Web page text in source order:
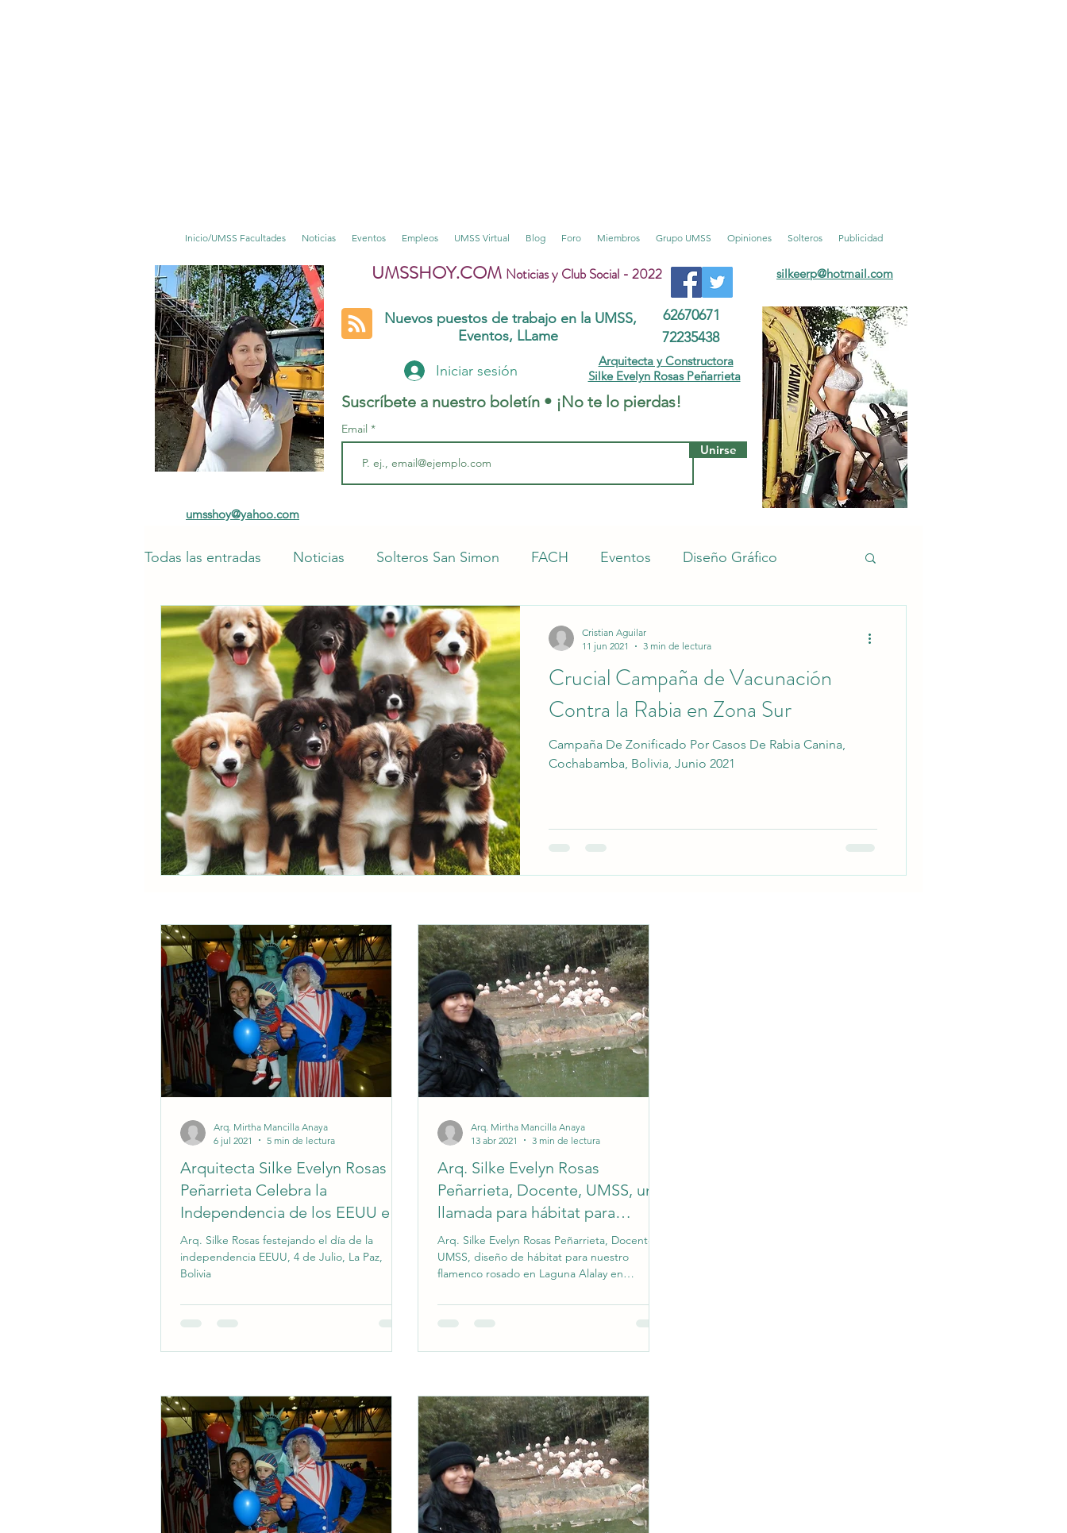
Inicio/UMSS Facultades Noticias Eventos Empleos UMSS Virtual Blog Foro Miembros Grupo UMSS Opiniones Solteros Publicidad
umsshoy@yahoo.com
UMSSHOY.COM Noticias y Club Social - 2022
Nuevos puestos de trabajo en la UMSS,
Eventos, LLame
62670671
72235438
Iniciar sesión
Arquitecta y Constructora
Silke Evelyn Rosas Peñarrieta
Suscríbete a nuestro boletín • ¡No te lo pierdas!
Email
Unirse
silkeerp@hotmail.com
Todas las entradas Noticias Solteros San Simon FACH Eventos Diseño Gráfico
COVID-19 y la UMSS Opiniones UMSS Medicina
Arq. Silke Evelyn Rosas Peñarrieta Publicidad DamasCrucial Campaña de Vacunación
Contra la Rabia en Zona Sur
Campaña De Zonificado Por Casos De Rabia Canina,
Cochabamba, Bolivia, Junio 2021
Cristian Aguilar
11 jun 2021
3 min de lectura
Arquitecta Silke Evelyn Rosas
Peñarrieta Celebra la
Independencia de los EEUU en
La Paz, Bolivia
Arq. Silke Rosas festejando el día de la
independencia EEUU, 4 de Julio, La Paz,
Bolivia
Arq. Mirtha Mancilla Anaya
6 jul 2021
5 min de lectura
Arq. Silke Evelyn Rosas
Peñarrieta, Docente, UMSS, una
llamada para hábitat para
nuestro flamenco
Arq. Silke Evelyn Rosas Peñarrieta, Docente,
UMSS, diseño de hábitat para nuestro
flamenco rosado en Laguna Alalay en
Arq. Mirtha Mancilla Anaya
13 abr 2021
3 min de lectura